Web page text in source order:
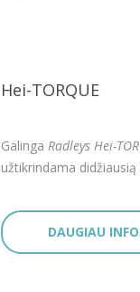
Hei-TORQUE
Galinga Radleys Hei-
užtikrindama
DAUGIAU